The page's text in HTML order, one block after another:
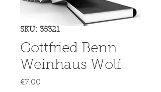
SKU: 35321
Gottfried Benn
Weinhaus Wolf
€7.00